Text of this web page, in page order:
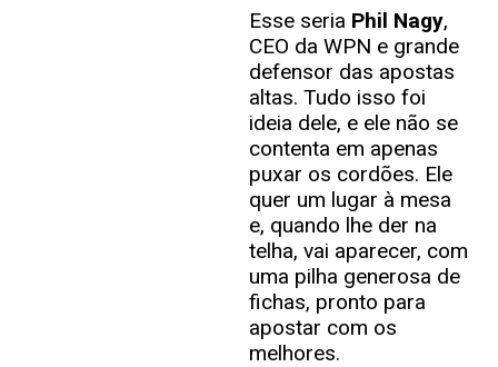
Esse seria Phil Nagy,
CEO da WPN e grande
defensor das apostas
altas. Tudo isso foi
ideia dele, e ele não se
contenta em apenas
puxar os cordões. Ele
quer um lugar à mesa
e, quando lhe der na
telha, vai aparecer, com
uma pilha generosa de
fichas, pronto para
apostar com os
melhores.